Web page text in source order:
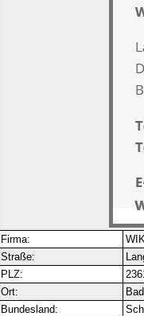
Firma:
Straße:
PLZ:
Ort:
Bundesland: